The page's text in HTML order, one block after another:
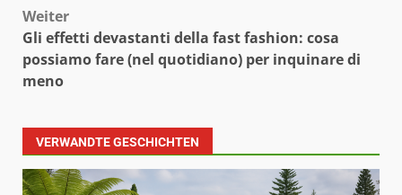
Weiter
Gli effetti devastanti della fast fashion: cosa
possiamo fare (nel quotidiano) per inquinare di
meno
VERWANDTE GESCHICHTEN